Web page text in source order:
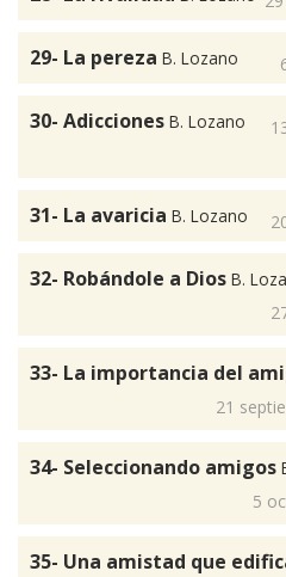
29- La pereza B. Lozano
30- Adicciones B. Lozano
31- La avaricia B. Lozano
32- Robándole a Dios B.
33- La importancia del
21
34- Seleccionando amigos
5
35- Una amistad que